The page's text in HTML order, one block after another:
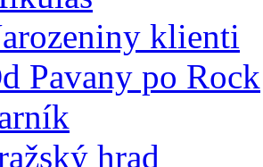
klienti
Pavany po Rock
hrad